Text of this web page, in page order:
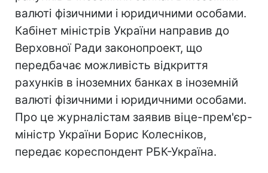
валюті фізичними і юридичними особами.
Кабінет міністрів України направив до
Верховної Ради законопроект, що
передбачає можливість відкриття
рахунків в іноземних банках в іноземній
валюті фізичними і юридичними особами.
Про це журналістам заявив віце-прем'єр-
міністр України Борис Колесніков,
передає кореспондент РБК-Україна.